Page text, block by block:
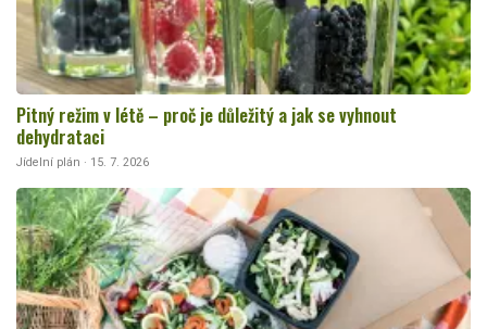
Pitný režim v létě – proč je důležitý a jak se vyhnout
dehydrataci
Jídelní plán · 15. 7. 2026